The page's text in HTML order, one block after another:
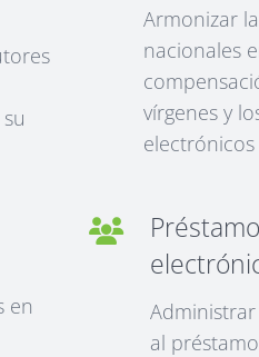
Armonizar
nacionales
vírgenes y
electrónicos
en
al